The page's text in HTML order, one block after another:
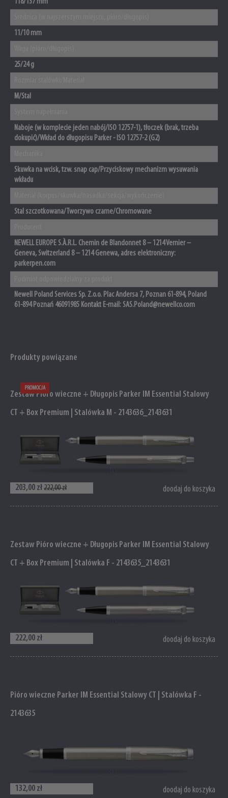
11/10 mm
25/24 g
M/Stal
Naboje (w komplecie jeden nabój/ISO 12757-1), tłoczek (brak, trzeba
dokupić)/Wkład do długopisu Parker - ISO 12757-2 (G2)
Skuwka na wcisk, tzw. snap cap/Przyciskowy mechanizm wysuwania
wkładu
Stal szczotkowana/Tworzywo czarne/Chromowane
NEWELL EUROPE S.À.R.L. Chemin de Blandonnet 8 – 1214 Vernier –
Geneva, Switzerland 8 – 1214 Genewa, adres elektroniczny:
parkerpen.com
Newell Poland Services Sp. Z.o.o. Plac Andersa 7, Poznan 61-894, Poland
61-894 Poznań 46091985 Kontakt E-mail: SAS.Poland@newellco.com
Produkty powiązane
Zestaw Pióro wieczne + Długopis Parker IM Essential Stalowy
CT + Box Premium | Stalówka M - 2143636_2143631
PROMOCJA
203,00 zł222,00 zł doodaj do koszyka
Zestaw Pióro wieczne + Długopis Parker IM Essential Stalowy
CT + Box Premium | Stalówka F - 2143635_2143631
222,00 zł doodaj do koszyka
Pióro wieczne Parker IM Essential Stalowy CT | Stalówka F -
2143635
132,00 zł doodaj do koszyka